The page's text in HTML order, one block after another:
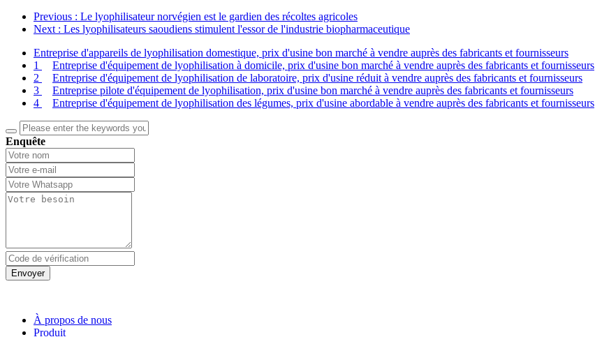
Previous : Le lyophilisateur norvégien est le gardien des récoltes agricoles
Next : Les lyophilisateurs saoudiens stimulent l'essor de l'industrie biopharmaceutique
Entreprise d'appareils de lyophilisation domestique, prix d'usine bon marché à vendre auprès des fabricants et fournisseurs
1
Entreprise d'équipement de lyophilisation à domicile, prix d'usine bon marché à vendre auprès des fabricants et fournisseurs
2
Entreprise d'équipement de lyophilisation de laboratoire, prix d'usine réduit à vendre auprès des fabricants et fournisseurs
3
Entreprise pilote d'équipement de lyophilisation, prix d'usine bon marché à vendre auprès des fabricants et fournisseurs
4
Entreprise d'équipement de lyophilisation des légumes, prix d'usine abordable à vendre auprès des fabricants et fournisseurs
Enquête
Envoyer
À propos de nous
Produit